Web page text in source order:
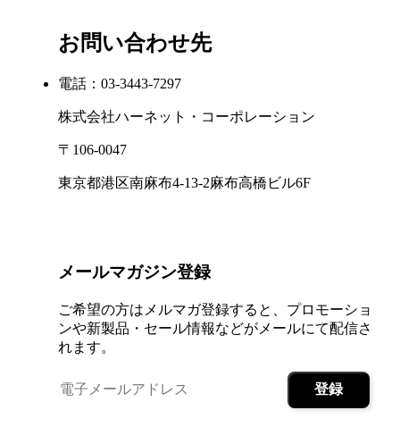
お問い合わせ先
電話：03-3443-7297
株式会社ハーネット・コーポレーション
〒106-0047
東京都港区南麻布4-13-2麻布高橋ビル6F
メールマガジン登録
ご希望の方はメルマガ登録すると、プロモーショ
ンや新製品・セール情報などがメールにて配信さ
れます。